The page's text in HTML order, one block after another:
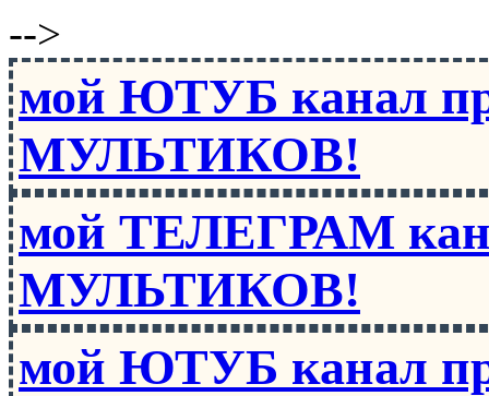
-->
мой ЮТУБ канал
МУЛЬТИКОВ!
мой ТЕЛЕГРАМ
МУЛЬТИКОВ!
мой ЮТУБ канал